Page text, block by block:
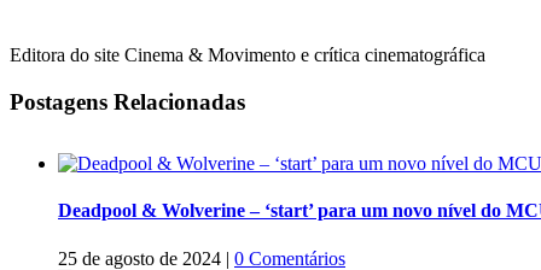
Editora do site Cinema & Movimento e crítica cinematográfica
Postagens Relacionadas
Deadpool & Wolverine – ‘start’ para um novo nível do
25 de agosto de 2024 | 0 Comentários